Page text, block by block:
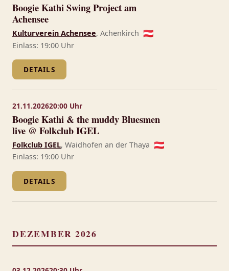
Boogie Kathi Swing Project am
Achensee
Kulturverein Achensee, Achenkirch 🇦🇹
Einlass: 19:00 Uhr
DETAILS
21.11.202620:00 Uhr
Boogie Kathi & the muddy Bluesmen
live @ Folkclub IGEL
Folkclub IGEL, Waidhofen an der Thaya 🇦🇹
Einlass: 19:00 Uhr
DETAILS
DEZEMBER 2026